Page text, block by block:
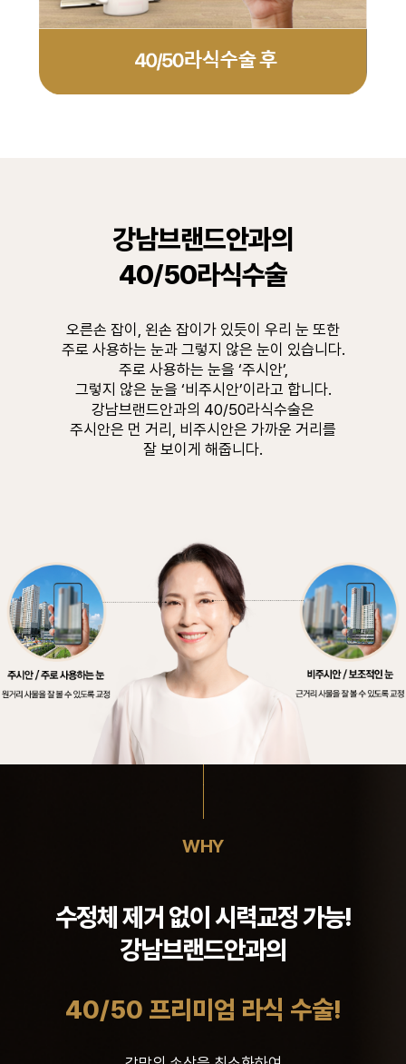
강남브랜드안과의
40/50라식수술
오른손 잡이, 왼손 잡이가 있듯이 우리 눈 또한
주로 사용하는 눈과 그렇지 않은 눈이 있습니다.
주로 사용하는 눈을 ‘주시안’,
그렇지 않은 눈을 ‘비주시안’이라고 합니다.
강남브랜드안과의 40/50라식수술은
주시안은 먼 거리, 비주시안은 가까운 거리를
잘 보이게 해줍니다.
WHY
수정체 제거 없이 시력교정 가능!
강남브랜드안과의
40/50 프리미엄 라식 수술!